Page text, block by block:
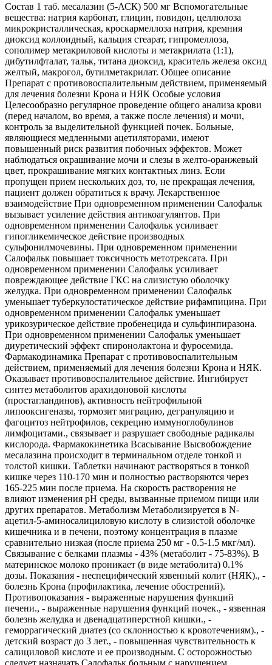
Состав 1 таб. месалазин (5-АСК) 500 мг Вспомогательные
вещества: натрия карбонат, глицин, повидон, целлюлоза
микрокристаллическая, кроскармеллоза натрия, кремния
диоксид коллоидный, кальция стеарат, гипромеллоза,
сополимер метакриловой кислоты и метакрилата (1:1),
дибутилфталат, тальк, титана диоксид, краситель железа оксид
желтый, макрогол, бутилметакрилат. Общее описание
Препарат с противовоспалительным действием, применяемый
для лечения болезни Крона и НЯК Особые условия
Целесообразно регулярное проведение общего анализа крови
(перед началом, во время, а также после лечения) и мочи,
контроль за выделительной функцией почек. Больные,
являющиеся медленными ацетиляторами, имеют
повышенный риск развития побочных эффектов. Может
наблюдаться окрашивание мочи и слезы в желто-оранжевый
цвет, прокрашивание мягких контактных линз. Если
пропущен прием нескольких доз, то, не прекращая лечения,
пациент должен обратиться к врачу. Лекарственное
взаимодействие При одновременном применении Салофальк
вызывает усиление действия антикоагулянтов. При
одновременном применении Салофальк усиливает
гипогликемическое действие производных
сульфонилмочевины. При одновременном применении
Салофальк повышает токсичность метотрексата. При
одновременном применении Салофальк усиливает
повреждающее действие ГКС на слизистую оболочку
желудка. При одновременном применении Салофальк
уменьшает туберкулостатическое действие рифампицина. При
одновременном применении Салофальк уменьшает
урикозурическое действие пробенецида и сульфинпиразона.
При одновременном применении Салофальк уменьшает
диуретический эффект спиронолактона и фуросемида.
Фармакодинамика Препарат с противовоспалительным
действием, применяемый для лечения болезни Крона и НЯК.
Оказывает противовоспалительное действие. Ингибирует
синтез метаболитов арахидоновой кислоты
(простагландинов), активность нейтрофильной
липооксигеназы, тормозит миграцию, дегрануляцию и
фагоцитоз нейтрофилов, секрецию иммуноглобулинов
лимфоцитами., связывает и разрушает свободные радикалы
кислорода. Фармакокинетика Всасывание Высвобождение
месалазина происходит в терминальном отделе тонкой и
толстой кишки. Таблетки начинают растворяться в тонкой
кишке через 110-170 мин и полностью растворяются через
165-225 мин после приема. На скорость растворения не
влияют изменения рН среды, вызванные приемом пищи или
других препаратов. Метаболизм Метаболизируется в N-
ацетил-5-аминосалициловую кислоту в слизистой оболочке
кишечника и в печени, поэтому концентрация в плазме
сравнительно низкая (после приема 250 мг - 0.5-1.5 мкг/мл).
Связывание с белками плазмы - 43% (метаболит - 75-83%). В
материнское молоко проникает (в виде метаболита) 0.1%
дозы. Показания - неспецифический язвенный колит (НЯК)., -
болезнь Крона (профилактика, лечение обострений).
Противопоказания - выраженные нарушения функций
печени., - выраженные нарушения функций почек., - язвенная
болезнь желудка и двенадцатиперстной кишки., -
геморрагический диатез (со склонностью к кровотечениям)., -
детский возраст до 3 лет., - повышенная чувствительность к
салициловой кислоте и ее производным. С осторожностью
следует назначать Салофальк больным с нарушением